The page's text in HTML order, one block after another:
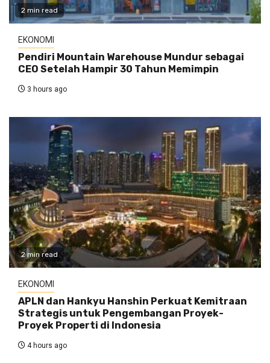
2 min read
EKONOMI
Pendiri Mountain Warehouse Mundur sebagai
CEO Setelah Hampir 30 Tahun Memimpin
3 hours ago
2 min read
EKONOMI
APLN dan Hankyu Hanshin Perkuat Kemitraan
Strategis untuk Pengembangan Proyek-
Proyek Properti di Indonesia
4 hours ago